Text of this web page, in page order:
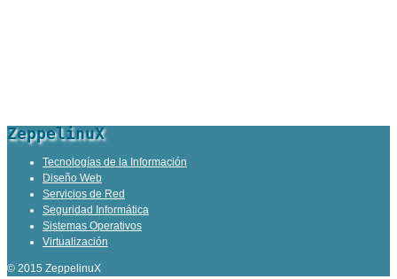
ZeppelinuX
Tecnologías de la Información
Diseño Web
Servicios de Red
Seguridad Informática
Sistemas Operativos
Virtualización
© 2015 ZeppelinuX